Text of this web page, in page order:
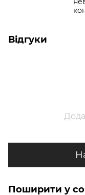
Відгуки
Поширити у